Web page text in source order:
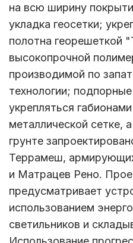
на всю ширину
укладка геосетки;
полотна георешеткой
высокопрочной
производимой по
технологии;
укрепляться
металлической сетке,
грунте
Террамеш,
и Матрацев Рено.
предусматривает
использованием
светильников и